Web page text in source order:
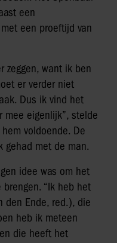
een
een proeftijd van
zeggen, want ik ben
er verder niet
Dus ik vind het
mee eigenlijk”, stelde
voldoende. De
gehad met de man.
idee was om het
“Ik heb het
den Ende, red.), die
heb ik meteen
die heeft het